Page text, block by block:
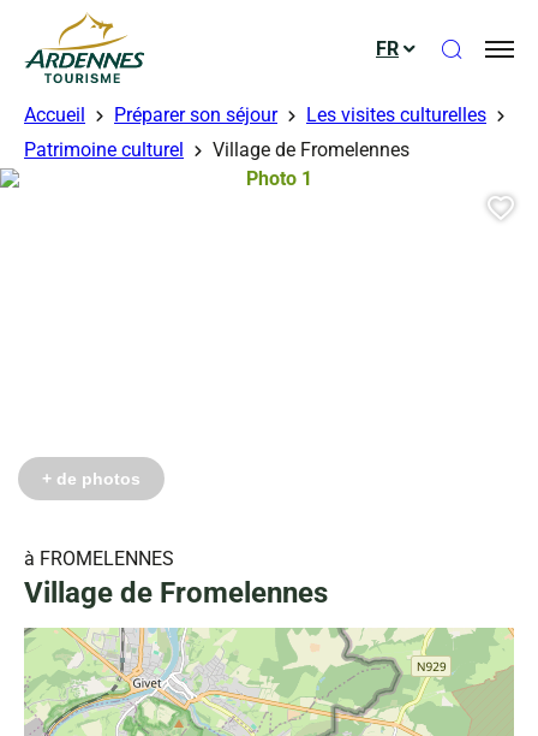
ADT des Ardennes
FR Ouvrir
Accueil Préparer son séjour
Les visites culturelles
Patrimoine culturel
Village de Fromelennes
à FROMELENNES
Village de Fromelennes
Photo 1, © Droits gérés
+ de photos